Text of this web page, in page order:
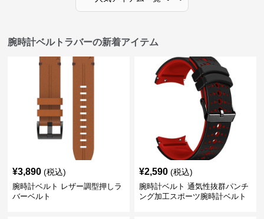
腕時計ベルトラバーの新着アイテム
¥3,890 (税込)
腕時計ベルト レザー調型押しラ
バーベルト
¥2,590 (税込)
腕時計ベルト 通気性抜群パンチ
ング加工スポーツ腕時計ベルト